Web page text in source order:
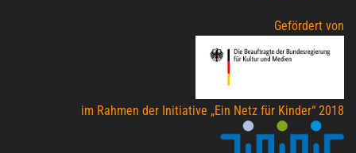
Gefördert von
im Rahmen der Initiative „Ein Netz für Kinder“ 2018